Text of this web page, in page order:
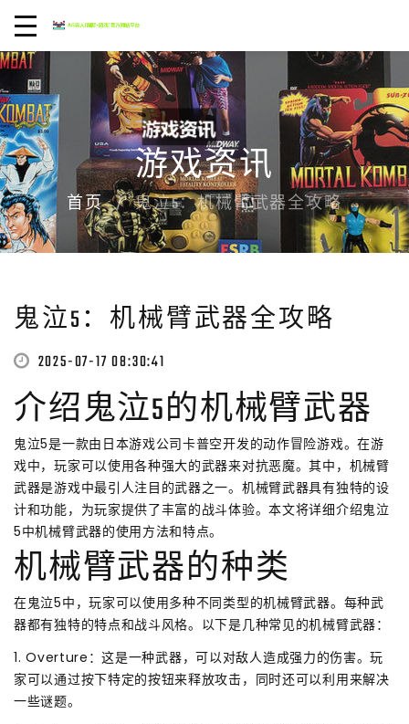
游戏资讯
首页 鬼泣5：机械臂武器全攻略
鬼泣5：机械臂武器全攻略
2025-07-17 08:30:41
介绍鬼泣5的机械臂武器
鬼泣5是一款由日本游戏公司卡普空开发的动作冒险游戏。在游
戏中，玩家可以使用各种强大的武器来对抗恶魔。其中，机械臂
武器是游戏中最引人注目的武器之一。机械臂武器具有独特的设
计和功能，为玩家提供了丰富的战斗体验。本文将详细介绍鬼泣
5中机械臂武器的使用方法和特点。
机械臂武器的种类
在鬼泣5中，玩家可以使用多种不同类型的机械臂武器。每种武
器都有独特的特点和战斗风格。以下是几种常见的机械臂武器：
1. Overture：这是一种武器，可以对敌人造成强力的伤害。玩
家可以通过按下特定的按钮来释放攻击，同时还可以利用来解决
一些谜题。